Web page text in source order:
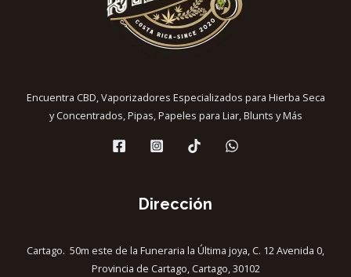
Encuentra CBD, Vaporizadores Especializados para Hierba Seca
y Concentrados, Pipas, Papeles para Liar, Blunts y Más
Dirección
Cartago. 50m este de la Funeraria la Última joya, C. 12 Avenida 0,
Provincia de Cartago, Cartago, 30102